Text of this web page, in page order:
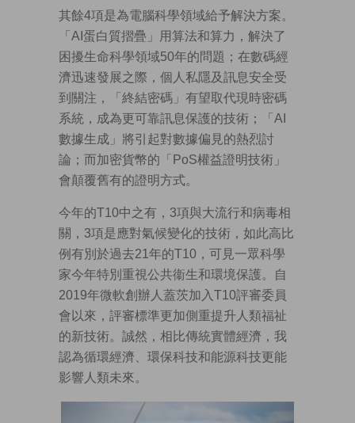
其餘4項是為電腦科學領域給予解決方案。
「AI蛋白質摺疊」用算法和算力，解決了
困擾生命科學領域50年的問題；在數碼經
濟迅速發展之際，個人私隱及訊息安全受
到關注，「終結密碼」有望取代現時密碼
系統，成為更可靠訊息保護的技術；「AI
數據生成」將引起對數據偏見的熱烈討
論；而加密貨幣的「PoS權益證明技術」
會顛覆舊有的證明方式。
今年的T10中之有，3項與大流行和病毒相
關，3項是應對氣候變化的技術，如此高比
例有別於過去21年的T10，可見一眾科學
家今年特別重視公共衞生和環境保護。自
2019年微軟創辦人蓋茨加入T10評審委員
會以來，評審標準更加側重提升人類福祉
的新技術。誠然，相比傳統實體經濟，我
認為循環經濟、環保科技和能源科技更能
影響人類未來。